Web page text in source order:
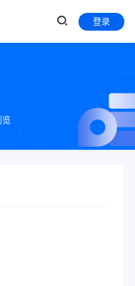
登录
览